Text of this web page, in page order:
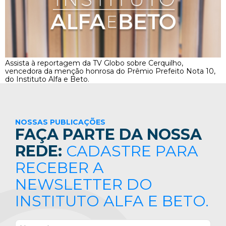
Assista à reportagem da TV Globo sobre Cerquilho,
vencedora da menção honrosa do Prêmio Prefeito Nota 10,
do Instituto Alfa e Beto.
NOSSAS PUBLICAÇÕES
FAÇA PARTE DA NOSSA
REDE: CADASTRE PARA
RECEBER A
NEWSLETTER DO
INSTITUTO ALFA E BETO.